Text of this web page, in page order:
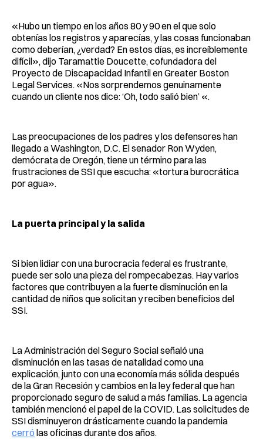
«Hubo un tiempo en los años 80 y 90 en el que solo
obtenías los registros y aparecías, y las cosas funcionaban
como deberían, ¿verdad? En estos días, es increíblemente
difícil», dijo Taramattie Doucette, cofundadora del
Proyecto de Discapacidad Infantil en Greater Boston
Legal Services. «Nos sorprendemos genuinamente
cuando un cliente nos dice: ‘Oh, todo salió bien’ «.
Las preocupaciones de los padres y los defensores han
llegado a Washington, D.C. El senador Ron Wyden,
demócrata de Oregón, tiene un término para las
frustraciones de SSI que escucha: «tortura burocrática
por agua».
La puerta principal y la salida
Si bien lidiar con una burocracia federal es frustrante,
puede ser solo una pieza del rompecabezas. Hay varios
factores que contribuyen a la fuerte disminución en la
cantidad de niños que solicitan y reciben beneficios del
SSI.
La Administración del Seguro Social señaló una
disminución en las tasas de natalidad como una
explicación, junto con una economía más sólida después
de la Gran Recesión y cambios en la ley federal que han
proporcionado seguro de salud a más familias. La agencia
también mencionó el papel de la COVID. Las solicitudes de
SSI disminuyeron drásticamente cuando la pandemia
cerró las oficinas durante dos años.